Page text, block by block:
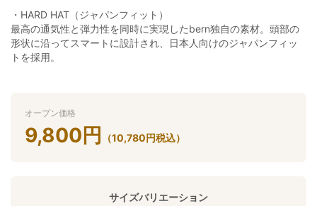
・HARD HAT（ジャパンフィット）
最高の通気性と弾力性を同時に実現したbern独自の素材。頭部の
形状に沿ってスマートに設計され、日本人向けのジャパンフィッ
トを採用。
オープン価格
9,800円 （10,780円税込）
サイズバリエーション